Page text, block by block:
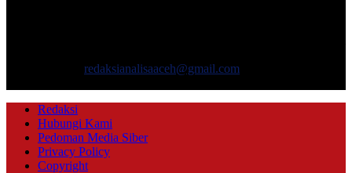
redaksianalisaaceh@gmail.com
Redaksi
Hubungi Kami
Pedoman Media Siber
Privacy Policy
Copyright